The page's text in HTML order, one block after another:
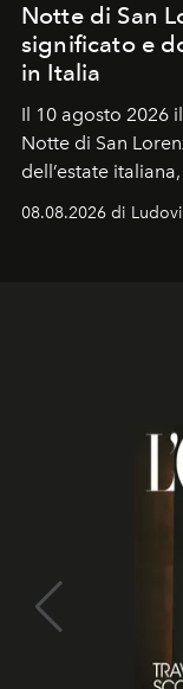
Notte di San
significato e
in Italia
Il 10 agosto 2026
Notte di San
dell’estate
Sarà il momento
celeste per
08.08.2026 di